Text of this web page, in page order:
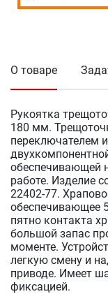
О товаре
Рукоятка
180 мм.
переключателем
обеспечивающей
работе. Изделие
22402-77.
обеспечивающее
пятно контакта
большой запас
моменте.
легкую смену и
приводе. Имеет
фиксацией.